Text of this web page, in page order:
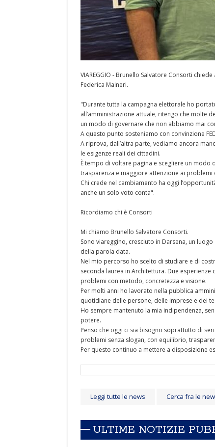
VIAREGGIO - Brunello Salvatore Consorti
Federica Maineri.
"Durante tutta la campagna elettorale ho
all’amministrazione attuale, ritengo che molte
un modo di governare che non abbiamo mai
A questo punto sosteniamo con convinzione
A riprova, dall’altra parte, vediamo ancora
le esigenze reali dei cittadini.
È tempo di voltare pagina e scegliere un
trasparenza e maggiore attenzione ai problemi
Chi crede nel cambiamento ha oggi
anche un solo voto conta".
Ricordiamo chi è Consorti
Mi chiamo Brunello Salvatore Consorti.
Sono viareggino, cresciuto in Darsena, un
della parola data.
Nel mio percorso ho scelto di studiare e di
seconda laurea in Architettura. Due
problemi con metodo, concretezza e visione.
Per molti anni ho lavorato nella pubblica
quotidiane delle persone, delle imprese e dei
Ho sempre mantenuto la mia indipendenza,
potere.
Penso che oggi ci sia bisogno soprattutto di
problemi senza slogan, con equilibrio,
Per questo continuo a mettere a disposizione
Leggi tutte le news Cerca fra le
ULTIME NOTIZIE